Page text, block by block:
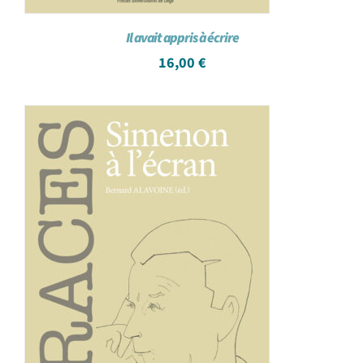
Il avait appris à écrire
16,00 €